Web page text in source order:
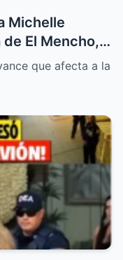
Michelle
El Mencho,
a la Luz y lo
Nadie lo
que afecta a la